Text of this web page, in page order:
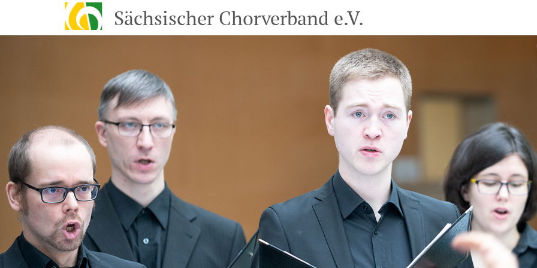
Sächsischer Chorverband e.V.